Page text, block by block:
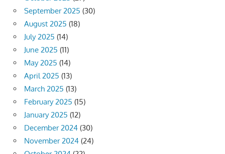
September 2025 (30)
August 2025 (18)
July 2025 (14)
June 2025 (11)
May 2025 (14)
April 2025 (13)
March 2025 (13)
February 2025 (15)
January 2025 (12)
December 2024 (30)
November 2024 (24)